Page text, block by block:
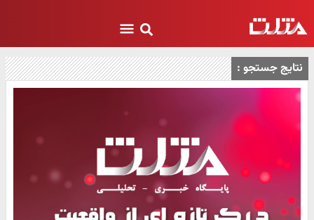
نتایج جستجو :